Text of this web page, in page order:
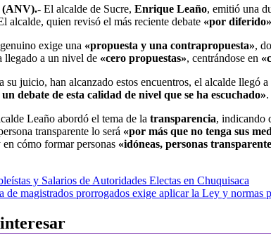
(ANV).- El alcalde de Sucre, Enrique Leaño, emitió una
alcalde, quien revisó el más reciente debate «por diferido»
exige una «propuesta y una contrapropuesta»,
llegado a un nivel de «cero propuestas», centrándose en
su juicio, han alcanzado estos encuentros, el alcalde llegó
debate de esta calidad de nivel que se ha escuchado».
Leaño abordó el tema de la transparencia, indicando
transparente lo será «por más que no tenga sus
en cómo formar personas «idóneas, personas
y Salarios de Autoridades Electas en Chuquisaca
de magistrados prorrogados exige aplicar la Ley y normas